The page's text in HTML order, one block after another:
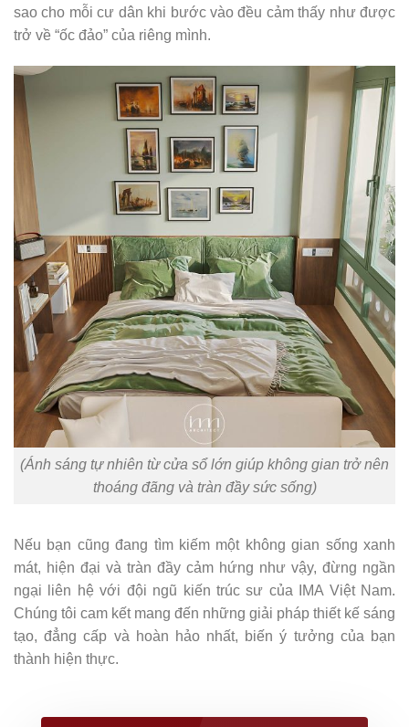
sao cho mỗi cư dân khi bước vào đều cảm thấy như được
trở về “ốc đảo” của riêng mình.
(Ánh sáng tự nhiên từ cửa sổ lớn giúp không gian trở nên
thoáng đãng và tràn đầy sức sống)
Nếu bạn cũng đang tìm kiếm một không gian sống xanh
mát, hiện đại và tràn đầy cảm hứng như vậy, đừng ngần
ngại liên hệ với đội ngũ kiến trúc sư của IMA Việt Nam.
Chúng tôi cam kết mang đến những giải pháp thiết kế sáng
tạo, đẳng cấp và hoàn hảo nhất, biến ý tưởng của bạn
thành hiện thực.